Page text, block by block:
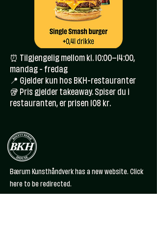
⏰ Tilgjengelig mellom kl. 10:00–14:00,
mandag - fredag
📍 Gjelder kun hos BKH-restauranter
🥡 Pris gjelder takeaway. Spiser du i
restauranten, er prisen 108 kr.
Bærum Kunsthåndverk has a new website. Click
here to be redirected.